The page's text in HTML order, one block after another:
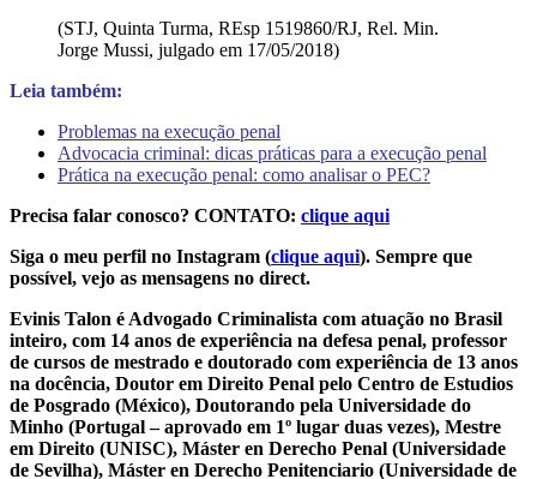
(STJ, Quinta Turma, REsp 1519860/RJ, Rel. Min.
Jorge Mussi, julgado em 17/05/2018)
Leia também:
Problemas na execução penal
Advocacia criminal: dicas práticas para a execução penal
Prática na execução penal: como analisar o PEC?
Precisa falar conosco? CONTATO: clique aqui
Siga o meu perfil no Instagram (clique aqui). Sempre que
possível, vejo as mensagens no direct.
Evinis Talon é Advogado Criminalista com atuação no Brasil
inteiro, com 14 anos de experiência na defesa penal, professor
de cursos de mestrado e doutorado com experiência de 13 anos
na docência, Doutor em Direito Penal pelo Centro de Estudios
de Posgrado (México), Doutorando pela Universidade do
Minho (Portugal – aprovado em 1º lugar duas vezes), Mestre
em Direito (UNISC), Máster en Derecho Penal (Universidade
de Sevilha), Máster en Derecho Penitenciario (Universidade de